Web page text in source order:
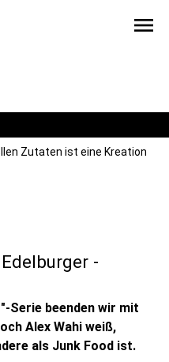
menu
Zutaten ist eine Kreation
-
Serie beenden wir mit
Alex Wahi weiß,
als Junk Food ist.